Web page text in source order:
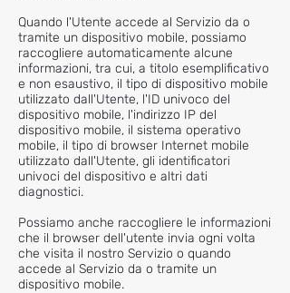
Quando l'Utente accede al Servizio da o
tramite un dispositivo mobile, possiamo
raccogliere automaticamente alcune
informazioni, tra cui, a titolo esemplificativo
e non esaustivo, il tipo di dispositivo mobile
utilizzato dall'Utente, l'ID univoco del
dispositivo mobile, l'indirizzo IP del
dispositivo mobile, il sistema operativo
mobile, il tipo di browser Internet mobile
utilizzato dall'Utente, gli identificatori
univoci del dispositivo e altri dati
diagnostici.
Possiamo anche raccogliere le informazioni
che il browser dell'utente invia ogni volta
che visita il nostro Servizio o quando
accede al Servizio da o tramite un
dispositivo mobile.